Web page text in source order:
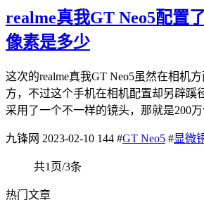
realme真我GT Neo5配置
像素是多少
这次的realme真我GT Neo5虽然在相机
方，不过这个手机在相机配置却另辟蹊
采用了一个不一样的镜头，那就是200万
九锋网 2023-02-10 144 #GT Neo5 #显微
共1页/3条
热门文章